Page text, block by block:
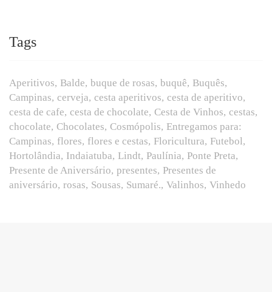
Tags
Aperitivos Balde buque de rosas buquê Buquês
Campinas cerveja cesta aperitivos cesta de aperitivo
cesta de cafe cesta de chocolate Cesta de Vinhos cestas
chocolate Chocolates Cosmópolis Entregamos para:
Campinas flores flores e cestas Floricultura Futebol
Hortolândia Indaiatuba Lindt Paulínia Ponte Preta
Presente de Aniversário presentes Presentes de
aniversário rosas Sousas Sumaré. Valinhos Vinhedo